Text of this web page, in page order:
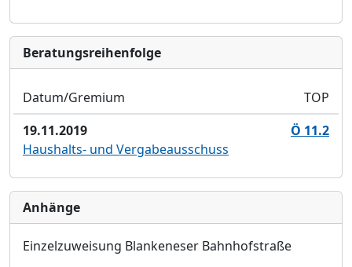
Bera­tungs­reihen­folge
Datum/Gremium
TOP
19.11.2019
Ö 11.2
Haushalts- und Vergabeausschuss
Anhänge
Einzelzuweisung Blankeneser Bahnhofstraße